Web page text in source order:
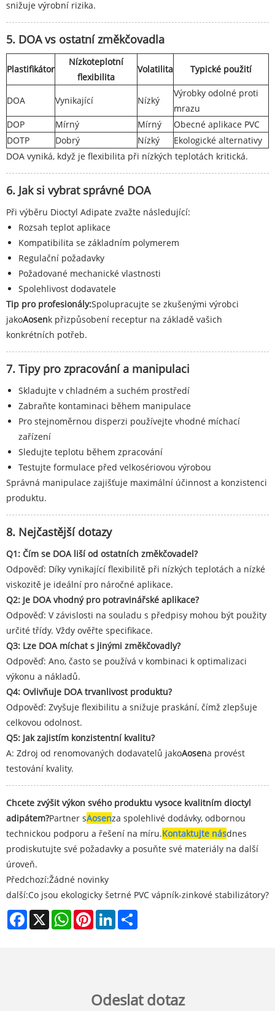
snižuje výrobní rizika.
5. DOA vs ostatní změkčovadla
Plastifikátor
Nízkoteplotní
flexibilita
Volatilita Typické použití
DOA Vynikající Nízký
Výrobky odolné proti
mrazu
DOP
Mírný Mírný
Obecné aplikace PVC
DOTP
Dobrý Nízký
Ekologické alternativy
DOA vyniká, když je flexibilita při nízkých teplotách kritická.
6. Jak si vybrat správné DOA
Při výběru Dioctyl Adipate zvažte následující:
Rozsah teplot aplikace
Kompatibilita se základním polymerem
Regulační požadavky
Požadované mechanické vlastnosti
Spolehlivost dodavatele
Tip pro profesionály:Spolupracujte se zkušenými výrobci
jakoAosenk přizpůsobení receptur na základě vašich
konkrétních potřeb.
7. Tipy pro zpracování a manipulaci
Skladujte v chladném a suchém prostředí
Zabraňte kontaminaci během manipulace
Pro stejnoměrnou disperzi používejte vhodné míchací
zařízení
Sledujte teplotu během zpracování
Testujte formulace před velkosériovou výrobou
Správná manipulace zajišťuje maximální účinnost a konzistenci
produktu.
8. Nejčastější dotazy
Q1: Čím se DOA liší od ostatních změkčovadel?
Odpověď: Díky vynikající flexibilitě při nízkých teplotách a nízké
viskozitě je ideální pro náročné aplikace.
Q2: Je DOA vhodný pro potravinářské aplikace?
Odpověď: V závislosti na souladu s předpisy mohou být použity
určité třídy. Vždy ověřte specifikace.
Q3: Lze DOA míchat s jinými změkčovadly?
Odpověď: Ano, často se používá v kombinaci k optimalizaci
výkonu a nákladů.
Q4: Ovlivňuje DOA trvanlivost produktu?
Odpověď: Zvyšuje flexibilitu a snižuje praskání, čímž zlepšuje
celkovou odolnost.
Q5: Jak zajistím konzistentní kvalitu?
A: Zdroj od renomovaných dodavatelů jakoAosena provést
testování kvality.
Chcete zvýšit výkon svého produktu vysoce kvalitním dioctyl
adipátem?Partner sAosenza spolehlivé dodávky, odbornou
technickou podporu a řešení na míru.Kontaktujte násdnes
prodiskutujte své požadavky a posuňte své materiály na další
úroveň.
Předchozí:Žádné novinky
další:Co jsou ekologicky šetrné PVC vápník-zinkové stabilizátory?
Facebook
X WhatsAppPinterestLinkedIn
Odeslat dotaz